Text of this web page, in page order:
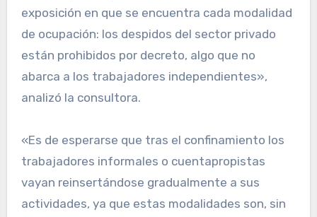
exposición en que se encuentra cada modalidad
de ocupación: los despidos del sector privado
están prohibidos por decreto, algo que no
abarca a los trabajadores independientes»,
analizó la consultora.
«Es de esperarse que tras el confinamiento los
trabajadores informales o cuentapropistas
vayan reinsertándose gradualmente a sus
actividades, ya que estas modalidades son, sin